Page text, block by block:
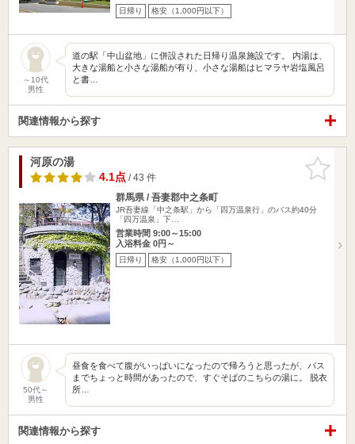
日帰り 格安（1,000円以下）
～10代
男性
道の駅「中山盆地」に併設された日帰り温泉施設です。 内湯は、
大きな湯船と小さな湯船が有り、小さな湯船はヒマラヤ岩塩風呂
と書…
関連情報から探す
お気に入
りに追加
河原の湯
4.1点/ 43 件
群馬県 / 吾妻郡中之条町
JR吾妻線「中之条駅」から「四万温泉行」のバス約40分
「四万温泉」下…
営業時間 9:00～15:00
入浴料金 0円～
日帰り 格安（1,000円以下）
50代～
男性
昼食を食べて腹がいっぱいになったので帰ろうと思ったが、バス
までちょっと時間があったので、すぐそばのこちらの湯に。 脱衣
所…
関連情報から探す